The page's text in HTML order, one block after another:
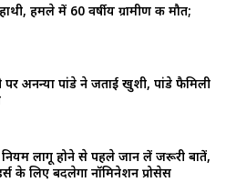
हमले में 60 वर्षीय ग्रामीण की मौत;
पर अनन्या पांडे ने जताई खुशी, पांडे फैमिली
लागू होने से पहले जान लें जरूरी बातें,
के लिए बदलेगा नॉमिनेशन प्रोसेस